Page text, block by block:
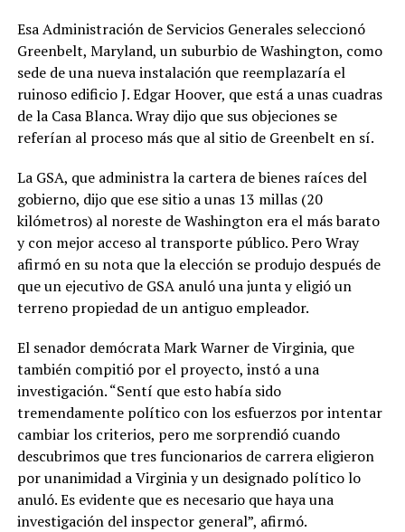
Esa Administración de Servicios Generales seleccionó
Greenbelt, Maryland, un suburbio de Washington, como
sede de una nueva instalación que reemplazaría el
ruinoso edificio J. Edgar Hoover, que está a unas cuadras
de la Casa Blanca. Wray dijo que sus objeciones se
referían al proceso más que al sitio de Greenbelt en sí.
La GSA, que administra la cartera de bienes raíces del
gobierno, dijo que ese sitio a unas 13 millas (20
kilómetros) al noreste de Washington era el más barato
y con mejor acceso al transporte público. Pero Wray
afirmó en su nota que la elección se produjo después de
que un ejecutivo de GSA anuló una junta y eligió un
terreno propiedad de un antiguo empleador.
El senador demócrata Mark Warner de Virginia, que
también compitió por el proyecto, instó a una
investigación. “Sentí que esto había sido
tremendamente político con los esfuerzos por intentar
cambiar los criterios, pero me sorprendió cuando
descubrimos que tres funcionarios de carrera eligieron
por unanimidad a Virginia y un designado político lo
anuló. Es evidente que es necesario que haya una
investigación del inspector general”, afirmó.